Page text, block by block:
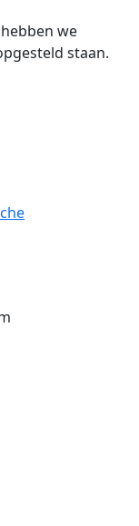
we
staan.